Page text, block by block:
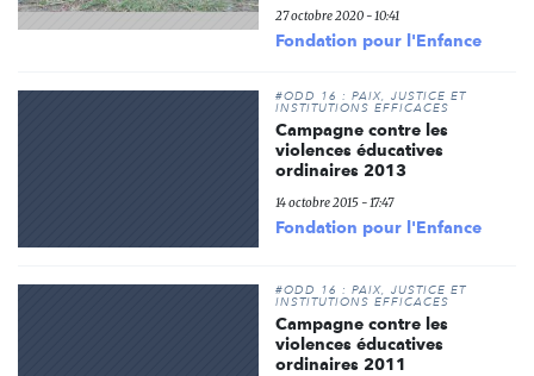
27 octobre 2020 - 10:41
Fondation pour l'Enfance
#ODD 16 : PAIX, JUSTICE ET
INSTITUTIONS EFFICACES
Campagne contre les
violences éducatives
ordinaires 2013
14 octobre 2015 - 17:47
Fondation pour l'Enfance
#ODD 16 : PAIX, JUSTICE ET
INSTITUTIONS EFFICACES
Campagne contre les
violences éducatives
ordinaires 2011